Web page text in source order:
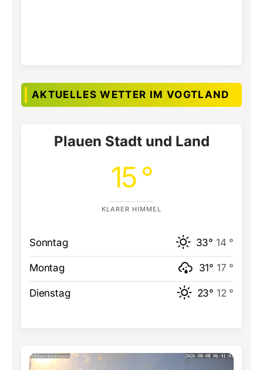
AKTUELLES WETTER IM VOGTLAND
Plauen Stadt und Land
15 °
KLARER HIMMEL
Sonntag 33° 14 °
Montag 31° 17 °
Dienstag 23° 12 °